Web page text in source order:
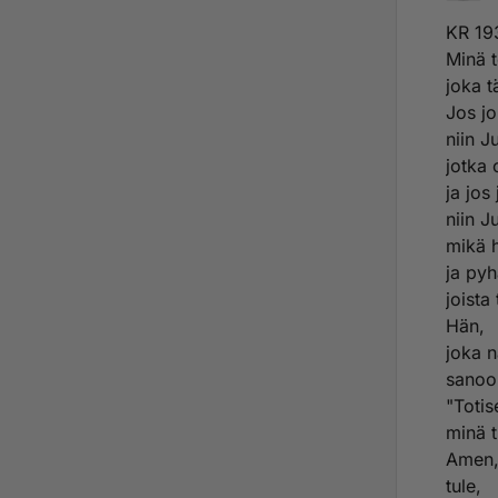
KR
Minä
joka
Jos
niin
jotka
ja jos
niin
mikä
ja
joista
Hän,
joka
minä
Amen,
tule,